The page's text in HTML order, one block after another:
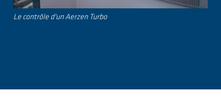
Le contrôle d'un Aerzen Turbo